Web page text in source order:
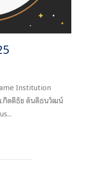
Institution
กิตติธัช ตันติธนวัฒน์